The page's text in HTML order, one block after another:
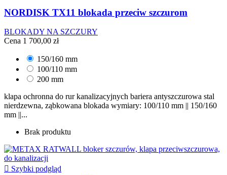
NORDISK TX11 blokada przeciw szczurom
BLOKADY NA SZCZURY
Cena 1 700,00 zł
150/160 mm
100/110 mm
200 mm
klapa ochronna do rur kanalizacyjnych bariera antyszczurowa stal
nierdzewna, ząbkowana blokada wymiary: 100/110 mm || 150/160
mm ||...
Brak produktu
 Szybki podgląd